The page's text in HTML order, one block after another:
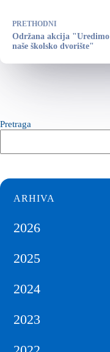
PRETHODNI
Održana akcija "Uredimo
naše školsko dvorište"
Pretraga
ARHIVA
2026
2025
2024
2023